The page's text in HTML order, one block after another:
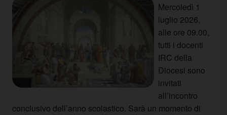
Mercoledì 1
luglio 2026,
alle ore 09.00,
tutti i docenti
IRC della
Diocesi sono
invitati
all’incontro
conclusivo dell’anno scolastico. Sarà un momento di